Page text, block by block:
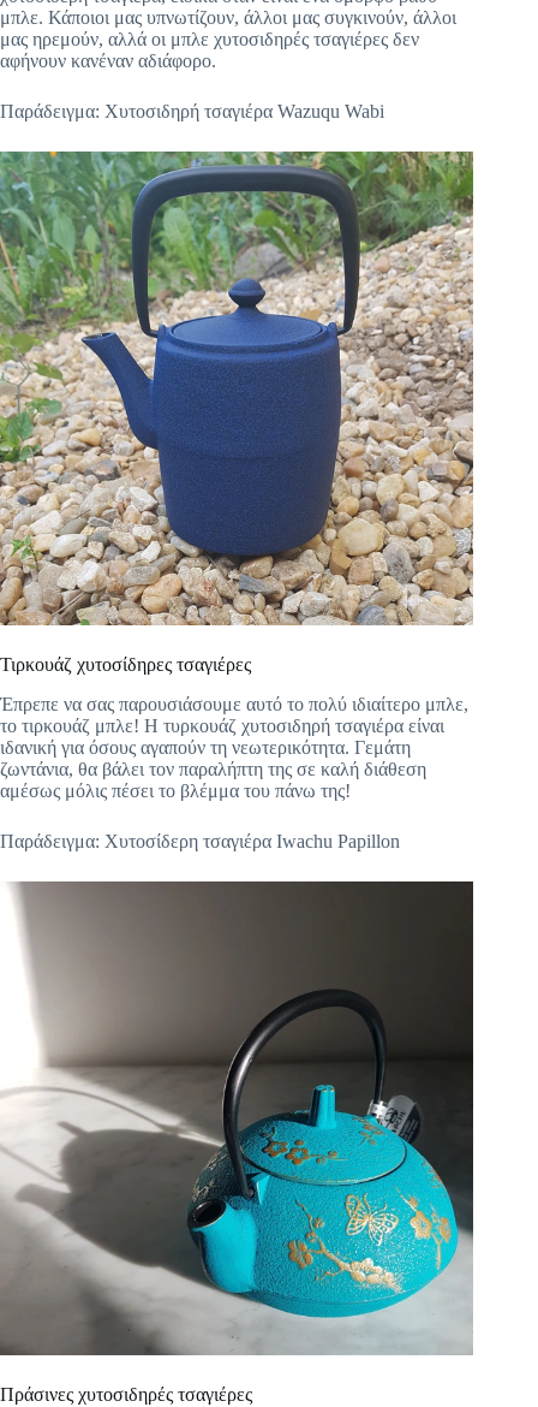
μπλε. Κάποιοι μας υπνωτίζουν, άλλοι μας συγκινούν, άλλοι
μας ηρεμούν, αλλά οι μπλε χυτοσιδηρές τσαγιέρες δεν
αφήνουν κανέναν αδιάφορο.
Παράδειγμα: Χυτοσιδηρή τσαγιέρα Wazuqu Wabi
Τιρκουάζ χυτοσίδηρες τσαγιέρες
Έπρεπε να σας παρουσιάσουμε αυτό το πολύ ιδιαίτερο μπλε,
το τιρκουάζ μπλε! Η τυρκουάζ χυτοσιδηρή τσαγιέρα είναι
ιδανική για όσους αγαπούν τη νεωτερικότητα. Γεμάτη
ζωντάνια, θα βάλει τον παραλήπτη της σε καλή διάθεση
αμέσως μόλις πέσει το βλέμμα του πάνω της!
Παράδειγμα: Χυτοσίδερη τσαγιέρα Iwachu Papillon
Πράσινες χυτοσιδηρές τσαγιέρες